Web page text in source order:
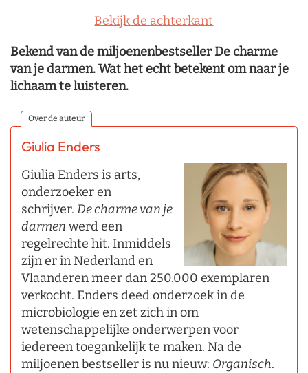
Bekijk de achterkant
Bekend van de miljoenenbestseller De charme
van je darmen. Wat het echt betekent om naar je
lichaam te luisteren.
Over de auteur
Giulia Enders
Giulia Enders is arts,
onderzoeker en
schrijver. De charme van je
darmen werd een
regelrechte hit. Inmiddels
zijn er in Nederland en
Vlaanderen meer dan 250.000 exemplaren
verkocht. Enders deed onderzoek in de
microbiologie en zet zich in om
wetenschappelijke onderwerpen voor
iedereen toegankelijk te maken. Na de
miljoenen bestseller is nu nieuw: Organisch.